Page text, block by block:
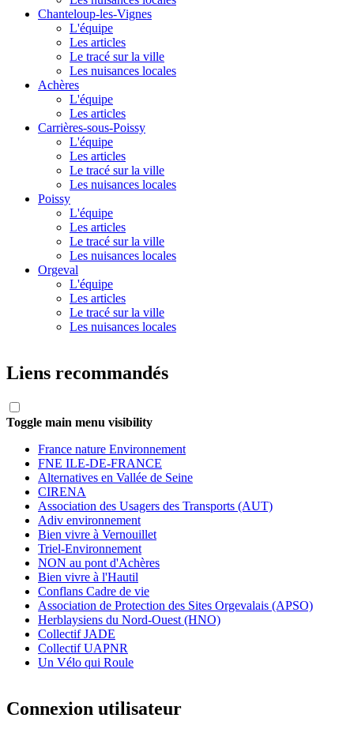
Chanteloup-les-Vignes
L'équipe
Les articles
Le tracé sur la ville
Les nuisances locales
Achères
L'équipe
Les articles
Carrières-sous-Poissy
L'équipe
Les articles
Le tracé sur la ville
Les nuisances locales
Poissy
L'équipe
Les articles
Le tracé sur la ville
Les nuisances locales
Orgeval
L'équipe
Les articles
Le tracé sur la ville
Les nuisances locales
Liens recommandés
Toggle main menu visibility
France nature Environnement
FNE ILE-DE-FRANCE
Alternatives en Vallée de Seine
CIRENA
Association des Usagers des Transports (AUT)
Adiv environnement
Bien vivre à Vernouillet
Triel-Environnement
NON au pont d'Achères
Bien vivre à l'Hautil
Conflans Cadre de vie
Association de Protection des Sites Orgevalais (APSO)
Herblaysiens du Nord-Ouest (HNO)
Collectif JADE
Collectif UAPNR
Un Vélo qui Roule
Connexion utilisateur